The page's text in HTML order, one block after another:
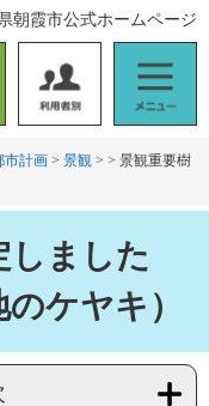
用
者
ニ
ュ
朝霞市公式ホームページ
市計画 > 景観 > > 景観重要樹
しました
ケヤキ）